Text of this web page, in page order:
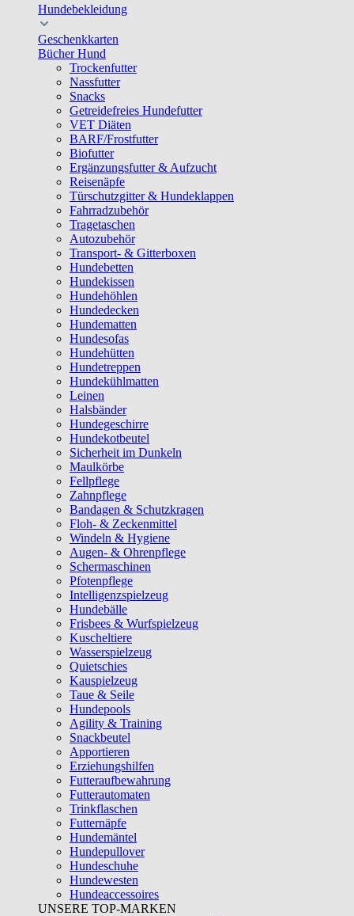
Hundebekleidung
Geschenkkarten
Bücher Hund
Trockenfutter
Nassfutter
Snacks
Getreidefreies Hundefutter
VET Diäten
BARF/Frostfutter
Biofutter
Ergänzungsfutter & Aufzucht
Reisenäpfe
Türschutzgitter & Hundeklappen
Fahrradzubehör
Tragetaschen
Autozubehör
Transport- & Gitterboxen
Hundebetten
Hundekissen
Hundehöhlen
Hundedecken
Hundematten
Hundesofas
Hundehütten
Hundetreppen
Hundekühlmatten
Leinen
Halsbänder
Hundegeschirre
Hundekotbeutel
Sicherheit im Dunkeln
Maulkörbe
Fellpflege
Zahnpflege
Bandagen & Schutzkragen
Floh- & Zeckenmittel
Windeln & Hygiene
Augen- & Ohrenpflege
Schermaschinen
Pfotenpflege
Intelligenzspielzeug
Hundebälle
Frisbees & Wurfspielzeug
Kuscheltiere
Wasserspielzeug
Quietschies
Kauspielzeug
Taue & Seile
Hundepools
Agility & Training
Snackbeutel
Apportieren
Erziehungshilfen
Futteraufbewahrung
Futterautomaten
Trinkflaschen
Futternäpfe
Hundemäntel
Hundepullover
Hundeschuhe
Hundewesten
Hundeaccessoires
UNSERE TOP-MARKEN